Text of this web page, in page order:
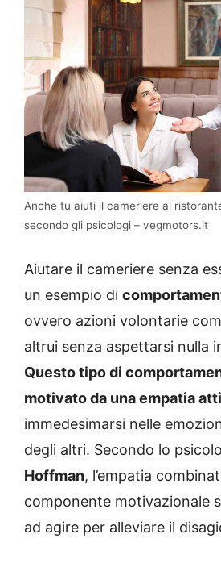
Anche tu aiuti il cameriere al
secondo gli psicologi – vegmotors.it
Aiutare il cameriere senza
un esempio di
ovvero azioni volontarie
altrui senza aspettarsi nulla
Questo tipo di
motivato da una empatia
immedesimarsi nelle
degli altri. Secondo lo
Hoffman, l’empatia
componente motivazionale
ad agire per alleviare il